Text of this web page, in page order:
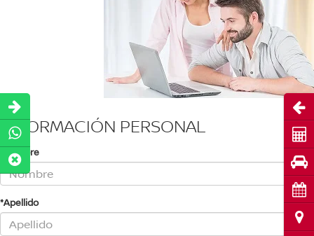
INFORMACIÓN PERSONAL
*Nombre
*Apellido